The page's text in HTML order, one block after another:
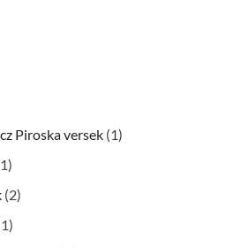
Piroska versek (1)
(2)